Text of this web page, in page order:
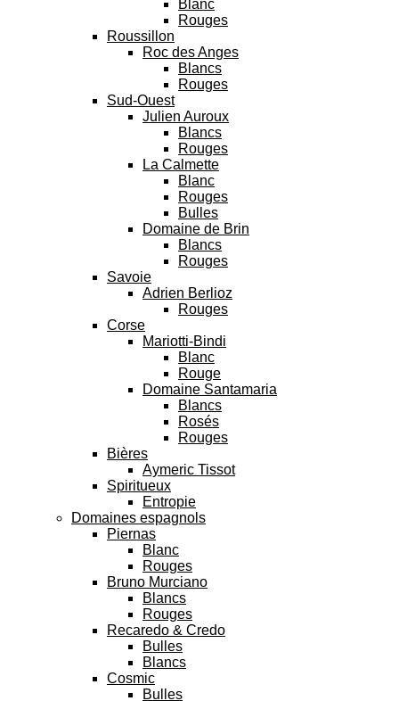
Blanc
Rouges
Roussillon
Roc des Anges
Blancs
Rouges
Sud-Ouest
Julien Auroux
Blancs
Rouges
La Calmette
Blanc
Rouges
Bulles
Domaine de Brin
Blancs
Rouges
Savoie
Adrien Berlioz
Rouges
Corse
Mariotti-Bindi
Blanc
Rouge
Domaine Santamaria
Blancs
Rosés
Rouges
Bières
Aymeric Tissot
Spiritueux
Entropie
Domaines espagnols
Piernas
Blanc
Rouges
Bruno Murciano
Blancs
Rouges
Recaredo & Credo
Bulles
Blancs
Cosmic
Bulles